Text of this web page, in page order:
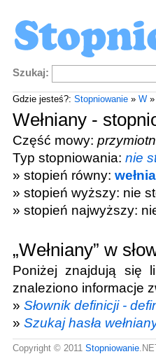
Szukaj:
Gdzie jesteś?: Stopniowanie» W»
Wełniany -
Część mowy:
Typ stopniowania: nie
» stopień równy:
» stopień wyższy: nie
» stopień najwyższy:
„Wełniany” w
Poniżej znajdują się
znaleziono informacje
» Słownik definicji -
» Szukaj hasła
Copyright © 2011 Stopniowanie